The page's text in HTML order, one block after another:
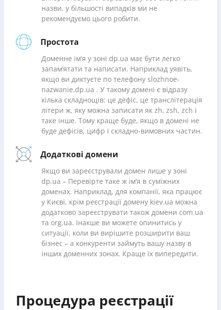
назви, у більшості випадків ми не
рекомендуємо цього робити.
Простота
Доменне ім’я у зоні dp.ua має бути легко
запам’ятати та написати. Наприклад уявіть,
якщо ви диктуєте по телефону slozhnoe-
nazwanie.dp.ua . У такому домені є відразу
кілька складнощів: це дефіс, це транслітерація
літери ж, яку можна записати як zh, zsh, zch і
таке інше. Тому краще буде, якщо в домені не
буде дефісів, цифр і складно-вимовних частин.
Додаткові домени
Якщо ви зареєстрували домен лише у зоні
dp.ua – Перевірте таке ж ім’я в суміжних
доменах. Наприклад, для компанії, яка працює
у Києві, крім реєстрації домену kiev.ua можна
додатково зареєструвати також домени com.ua
та org.ua. Інакше ви можете опинитись у
ситуації, коли ви вирішите розширити ваш
бізнес – а конкуренти займуть вашу назву в
інших доменних зонах. Краще їх випередити.
Процедура реєстрації